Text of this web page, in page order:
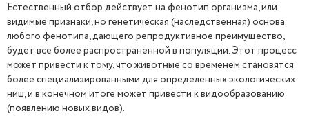
Естественный отбор действует на фенотип организма, или
видимые признаки, но генетическая (наследственная) основа
любого фенотипа, дающего репродуктивное преимущество,
будет все более распространенной в популяции. Этот процесс
может привести к тому, что животные со временем становятся
более специализированными для определенных экологических
ниш, и в конечном итоге может привести к видообразованию
(появлению новых видов).